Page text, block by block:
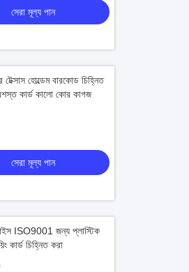
সেরা মূল্য পান
টেক্সাস হোল্ডেম বারকোড চিহ্নিত
কার্ড কালো কোর কাগজ
সেরা মূল্য পান
ISO9001 জন্য প্লাস্টিক
কার্ড চিহ্নিত করা